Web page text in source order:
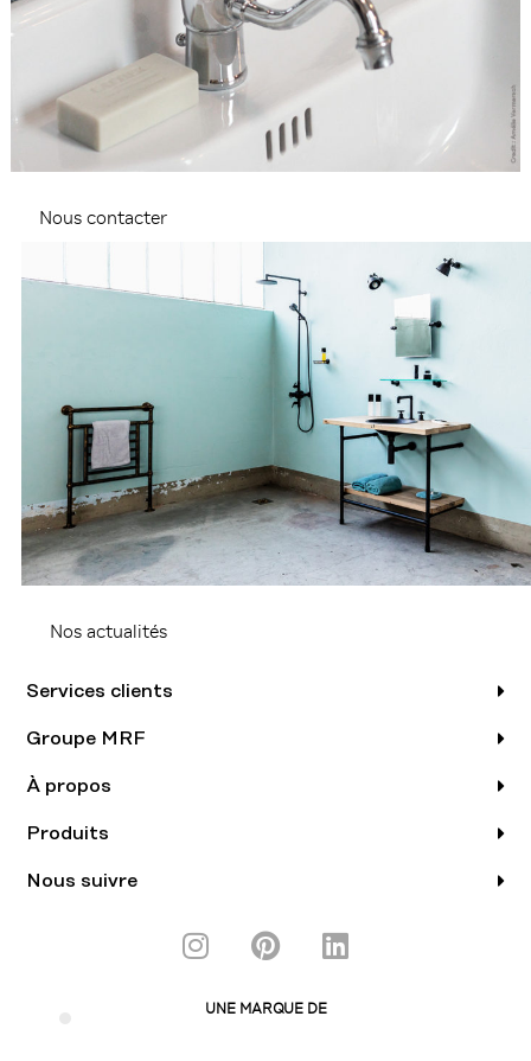
Nous contacter
Nos actualités
Services clients
Groupe MRF
À propos
Produits
Nous suivre
I
s
P
i
n
L
UNE MARQUE DE